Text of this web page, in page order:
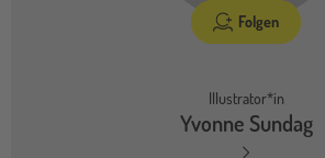
Folgen
Illustrator*in
Yvonne Sundag